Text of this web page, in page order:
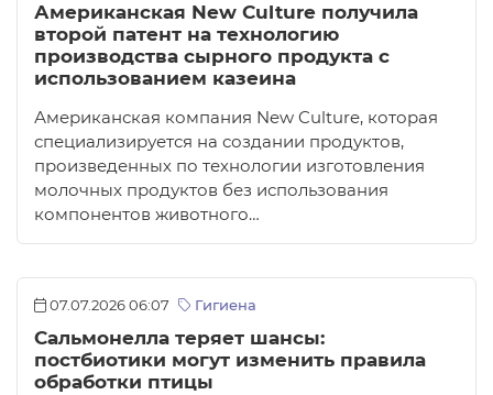
Американская New Culture получила
второй патент на технологию
производства сырного продукта с
использованием казеина
Американская компания New Culture, которая
специализируется на создании продуктов,
произведенных по технологии изготовления
молочных продуктов без использования
компонентов животного…
07.07.2026 06:07 Гигиена
Сальмонелла теряет шансы:
постбиотики могут изменить правила
обработки птицы